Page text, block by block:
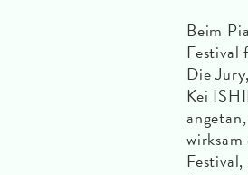
Beim
Festival
Die
Kei